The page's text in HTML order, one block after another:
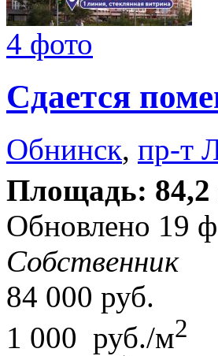
4 фото
Сдается
Обнинск, пр-т
Площадь:
Обновлено 19
Собственник
84 000 руб.
1 000 руб./м2